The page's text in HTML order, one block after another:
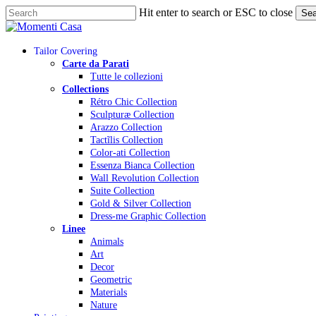
Skip
to
content
Hit enter to search or ESC to close
Close
Menu
Tailor Covering
Carte da Parati
Tutte le collezioni
Collections
Rétro Chic Collection
Sculpturæ Collection
Arazzo Collection
Tactĩlis Collection
Color-ati Collection
Essenza Bianca Collection
Wall Revolution Collection
Suite Collection
Gold & Silver Collection
Dress-me Graphic Collection
Linee
Animals
Art
Decor
Geometric
Materials
Nature